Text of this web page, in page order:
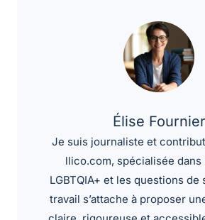
Élise Fournier
Je suis journaliste et
llico.com, spécialisée dans
LGBTQIA+ et les questions de
travail s’attache à proposer